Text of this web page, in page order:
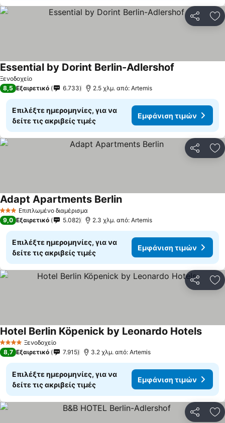
Ξενοδοχείο
Essential by Dorint Berlin-Adlershof
8,5 Εξαιρετικό 6.733 2.5 χλμ. από: Artemis
Επιλέξτε ημερομηνίες, για να
δείτε τις ακριβείς τιμές
Εμφάνιση τιμών
3 ΑστέριαΕπιπλωμένο διαμέρισμα
Adapt Apartments Berlin
9,0 Εξαιρετικό 5.082 2.3 χλμ. από: Artemis
Επιλέξτε ημερομηνίες, για να
δείτε τις ακριβείς τιμές
Εμφάνιση τιμών
4 ΑστέριαΞενοδοχείο
Hotel Berlin Köpenick by Leonardo Hotels
8,7 Εξαιρετικό 7.915 3.2 χλμ. από: Artemis
Επιλέξτε ημερομηνίες, για να
δείτε τις ακριβείς τιμές
Εμφάνιση τιμών